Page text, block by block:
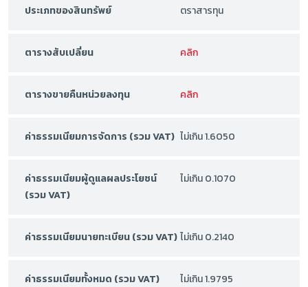
ประเภทของสินทรัพย์ ตราสารทุน
ตารางสับเปลี่ยน คลิก
ตารางขายคืนหน่วยลงทุน คลิก
ค่าธรรมเนียมการจัดการ (รวม VAT) ไม่เกิน 1.6050
ค่าธรรมเนียมผู้ดูแลผลประโยชน์
(รวม VAT)
ไม่เกิน 0.1070
ค่าธรรมเนียมนายทะเบียน (รวม VAT)ไม่เกิน 0.2140
ค่าธรรมเนียมทั้งหมด (รวม VAT) ไม่เกิน 1.9795